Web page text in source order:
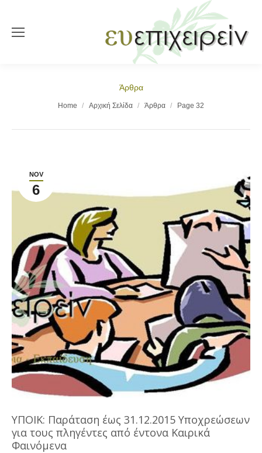
Άρθρα
You are here:Home Αρχική Σελίδα Άρθρα Page 32
NOV
6
ΥΠΟΙΚ: Παράταση έως 31.12.2015 Υποχρεώσεων
για τους πληγέντες από έντονα Καιρικά
Φαινόμενα